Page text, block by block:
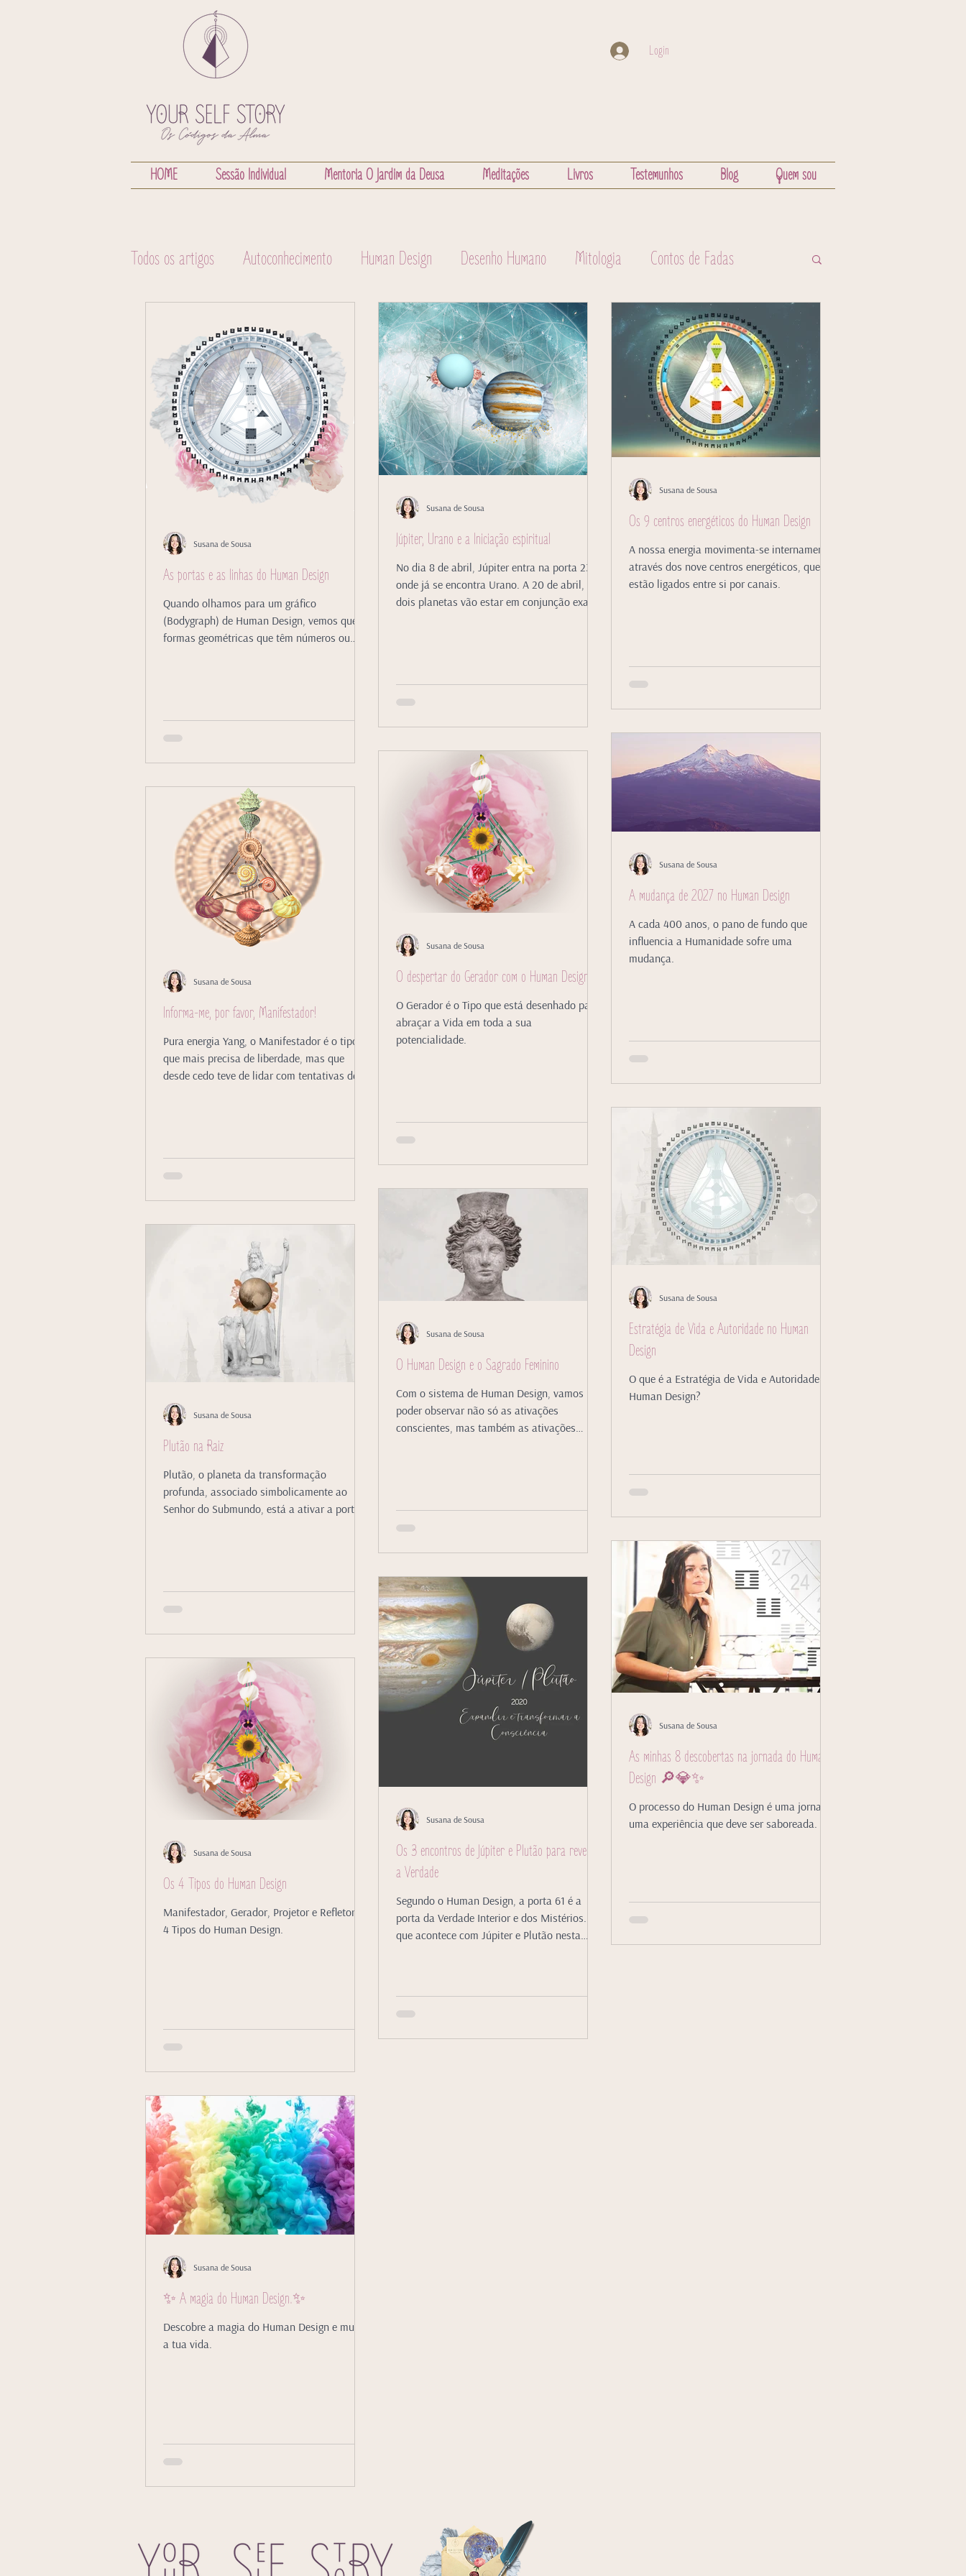
Login
HOME Sessão Individual Mentoria O Jardim da Deusa Meditações Livros Testemunhos Blog Quem sou
Todos os artigos Autoconhecimento Human Design Desenho Humano Mitologia Contos de Fadas
As portas e as linhas do Human Design
Quando olhamos para um gráfico
(Bodygraph) de Human Design, vemos que há
formas geométricas que têm números ou
Susana de Sousa Júpiter, Urano e a Iniciação espiritual
No dia 8 de abril, Júpiter entra na porta 23,
onde já se encontra Urano. A 20 de abril, os
dois planetas vão estar em conjunção exata.
Susana de Sousa
Os 9 centros energéticos do Human Design
A nossa energia movimenta-se internamente
através dos nove centros energéticos, que
estão ligados entre si por canais.
Susana de Sousa
Informa-me, por favor, Manifestador!
Pura energia Yang, o Manifestador é o tipo
que mais precisa de liberdade, mas que
desde cedo teve de lidar com tentativas de
Susana de Sousa O despertar do Gerador com o Human Design
O Gerador é o Tipo que está desenhado para
abraçar a Vida em toda a sua
potencialidade.
Susana de Sousa
A mudança de 2027 no Human Design
A cada 400 anos, o pano de fundo que
influencia a Humanidade sofre uma
mudança.
Susana de Sousa
Plutão na Raiz
Plutão, o planeta da transformação
profunda, associado simbolicamente ao
Senhor do Submundo, está a ativar a porta
Susana de Sousa
O Human Design e o Sagrado Feminino
Com o sistema de Human Design, vamos
poder observar não só as ativações
conscientes, mas também as ativações
Susana de Sousa
Estratégia de Vida e Autoridade no Human
Design
O que é a Estratégia de Vida e Autoridade no
Human Design?
Susana de Sousa
Os 4 Tipos do Human Design
Manifestador, Gerador, Projetor e Refletor: os
4 Tipos do Human Design.
Susana de Sousa
Os 3 encontros de Júpiter e Plutão para revelar
a Verdade
Segundo o Human Design, a porta 61 é a
porta da Verdade Interior e dos Mistérios. O
que acontece com Júpiter e Plutão nesta
Susana de Sousa
As minhas 8 descobertas na jornada do Human
Design 🔎💎✨
O processo do Human Design é uma jornada,
uma experiência que deve ser saboreada.
Susana de Sousa
✨ A magia do Human Design.✨
Descobre a magia do Human Design e muda
a tua vida.
Susana de Sousa